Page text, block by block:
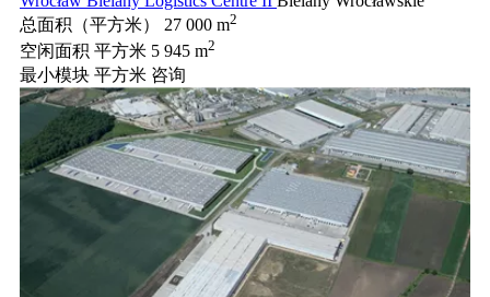
总面积（平方米）
27 000 m2
空闲面积 平方米 5 945 m2
最小模块 平方米 咨询